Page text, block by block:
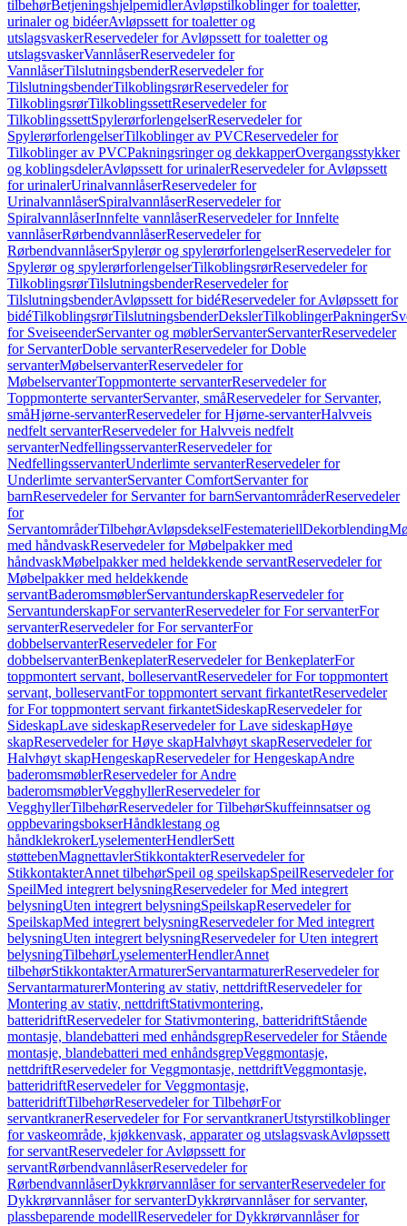
tilbehørBetjeningshjelpemidlerAvløpstilkoblinger for toaletter,
urinaler og bidéerAvløpssett for toaletter og
utslagsvaskerReservedeler for Avløpssett for toaletter og
utslagsvaskerVannlåserReservedeler for
VannlåserTilslutningsbenderReservedeler for
TilslutningsbenderTilkoblingsrørReservedeler for
TilkoblingsrørTilkoblingssettReservedeler for
TilkoblingssettSpylerørforlengelserReservedeler for
SpylerørforlengelserTilkoblinger av PVCReservedeler for
Tilkoblinger av PVCPakningsringer og dekkapperOvergangsstykker
og koblingsdelerAvløpssett for urinalerReservedeler for Avløpssett
for urinalerUrinalvannlåserReservedeler for
UrinalvannlåserSpiralvannlåserReservedeler for
SpiralvannlåserInnfelte vannlåserReservedeler for Innfelte
vannlåserRørbendvannlåserReservedeler for
RørbendvannlåserSpylerør og spylerørforlengelserReservedeler for
Spylerør og spylerørforlengelserTilkoblingsrørReservedeler for
TilkoblingsrørTilslutningsbenderReservedeler for
TilslutningsbenderAvløpssett for bidéReservedeler for Avløpssett for
bidéTilkoblingsrørTilslutningsbenderDekslerTilkoblingerPakninger
for SveiseenderServanter og møblerServanterServanterReservedeler
for ServanterDoble servanterReservedeler for Doble
servanterMøbelservanterReservedeler for
MøbelservanterToppmonterte servanterReservedeler for
Toppmonterte servanterServanter, småReservedeler for Servanter,
småHjørne-servanterReservedeler for Hjørne-servanterHalvveis
nedfelt servanterReservedeler for Halvveis nedfelt
servanterNedfellingsservanterReservedeler for
NedfellingsservanterUnderlimte servanterReservedeler for
Underlimte servanterServanter ComfortServanter for
barnReservedeler for Servanter for barnServantområderReservedeler
for
ServantområderTilbehørAvløpsdekselFestemateriellDekorblending
med håndvaskReservedeler for Møbelpakker med
håndvaskMøbelpakker med heldekkende servantReservedeler for
Møbelpakker med heldekkende
servantBaderomsmøblerServantunderskapReservedeler for
ServantunderskapFor servanterReservedeler for For servanterFor
servanterReservedeler for For servanterFor
dobbelservanterReservedeler for For
dobbelservanterBenkeplaterReservedeler for BenkeplaterFor
toppmontert servant, bolleservantReservedeler for For toppmontert
servant, bolleservantFor toppmontert servant firkantetReservedeler
for For toppmontert servant firkantetSideskapReservedeler for
SideskapLave sideskapReservedeler for Lave sideskapHøye
skapReservedeler for Høye skapHalvhøyt skapReservedeler for
Halvhøyt skapHengeskapReservedeler for HengeskapAndre
baderomsmøblerReservedeler for Andre
baderomsmøblerVegghyllerReservedeler for
VegghyllerTilbehørReservedeler for TilbehørSkuffeinnsatser og
oppbevaringsbokserHåndklestang og
håndklekrokerLyselementerHendlerSett
støttebenMagnettavlerStikkontakterReservedeler for
StikkontakterAnnet tilbehørSpeil og speilskapSpeilReservedeler for
SpeilMed integrert belysningReservedeler for Med integrert
belysningUten integrert belysningSpeilskapReservedeler for
SpeilskapMed integrert belysningReservedeler for Med integrert
belysningUten integrert belysningReservedeler for Uten integrert
belysningTilbehørLyselementerHendlerAnnet
tilbehørStikkontakterArmaturerServantarmaturerReservedeler for
ServantarmaturerMontering av stativ, nettdriftReservedeler for
Montering av stativ, nettdriftStativmontering,
batteridriftReservedeler for Stativmontering, batteridriftStående
montasje, blandebatteri med enhåndsgrepReservedeler for Stående
montasje, blandebatteri med enhåndsgrepVeggmontasje,
nettdriftReservedeler for Veggmontasje, nettdriftVeggmontasje,
batteridriftReservedeler for Veggmontasje,
batteridriftTilbehørReservedeler for TilbehørFor
servantkranerReservedeler for For servantkranerUtstyrstilkoblinger
for vaskeområde, kjøkkenvask, apparater og utslagsvaskAvløpssett
for servantReservedeler for Avløpssett for
servantRørbendvannlåserReservedeler for
RørbendvannlåserDykkrørvannlåser for servanterReservedeler for
Dykkrørvannlåser for servanterDykkrørvannlåser for servanter,
plassbeparende modellReservedeler for Dykkrørvannlåser for